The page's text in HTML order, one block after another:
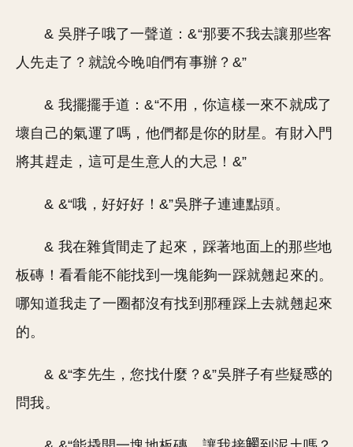
& 吳胖子哦了一聲道：&“那要不我去讓那些客
人先走了？就說今晚咱們有事辦？&”
& 我擺擺手道：&“不用，你這樣一來不就
了
壞自己的氣運了嗎，他們都是你的財星。有財
門
將其趕走，這可是生意人的大忌！&”
& &“哦，好好好！&”吳胖子連連點頭。
& 我在雜貨間走了起來，踩著地面上的那些地
板磚！看看能不能找到一塊能夠一踩就翹起來的。
哪知道我走了一圈都沒有找到那種踩上去就翹起來
的。
& &“李先生，您找什麼？&”吳胖子有些疑
的
問我。